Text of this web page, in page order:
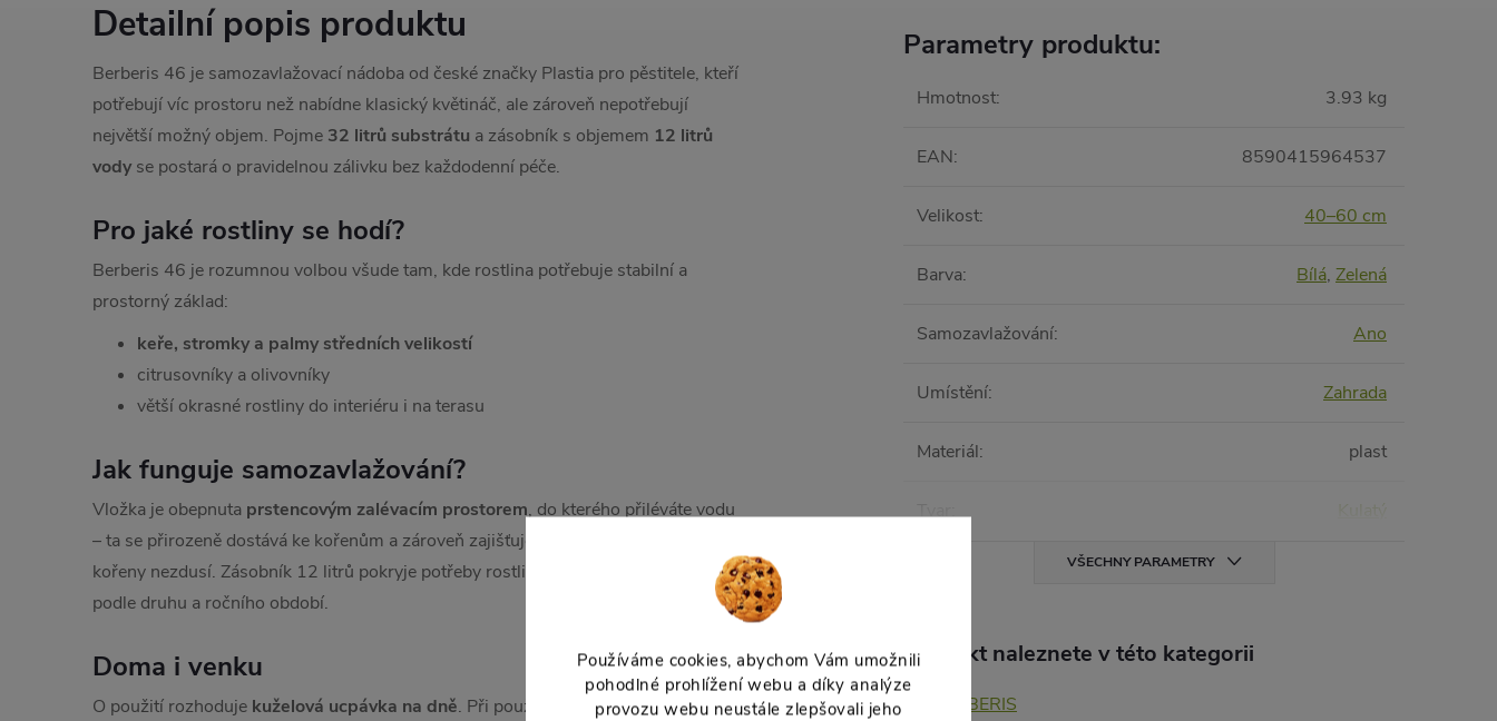
Používáme cookies, abychom Vám umožnili
pohodlné prohlížení webu a díky analýze
provozu webu neustále zlepšovali jeho
Detailní popis produktu
Berberis 46 je samozavlažovací nádoba od české značky Plastia pro pěstitele, kteří
potřebují víc prostoru než nabídne klasický květináč, ale zároveň nepotřebují
největší možný objem. Pojme 32 litrů substrátu a zásobník s objemem 12 litrů
vody se postará o pravidelnou zálivku bez každodenní péče.
Pro jaké rostliny se hodí?
Berberis 46 je rozumnou volbou všude tam, kde rostlina potřebuje stabilní a
prostorný základ:
keře, stromky a palmy středních velikostí
citrusovníky a olivovníky
větší okrasné rostliny do interiéru i na terasu
Jak funguje samozavlažování?
Vložka je obepnuta prstencovým zalévacím prostorem, do kterého přiléváte vodu
– ta se přirozeně dostává ke kořenům a zároveň zajišťuje přísun vzduchu, takže
kořeny nezdusí. Zásobník 12 litrů pokryje potřeby rostliny na několik dní až týdnů
podle druhu a ročního období.
Doma i venku
O použití rozhoduje kuželová ucpávka na dně. Při použití v interiéru ji zasunete a
Parametry produktu:
Hmotnost: 3.93 kg
EAN: 8590415964537
Velikost: 40–60 cm
Barva: Bílá, Zelená
Samozavlažování: Ano
Umístění: Zahrada
Materiál: plast
Tvar: Kulatý
VŠECHNY PARAMETRY
Produkt naleznete v této kategorii
BERBERIS